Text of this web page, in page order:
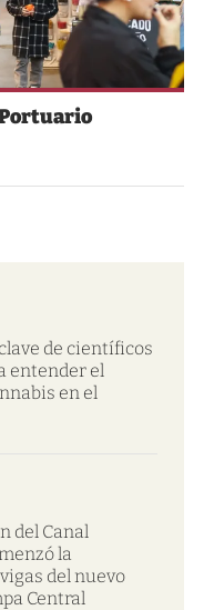
Portuario
de científicos
entender el
en el
del Canal
la
del nuevo
Central